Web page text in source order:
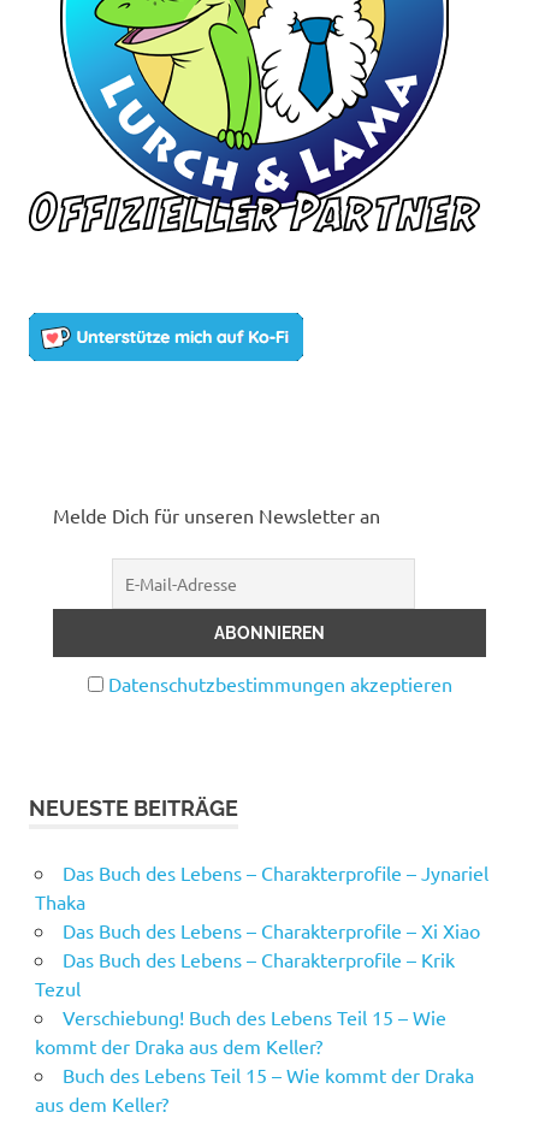
Melde Dich für unseren Newsletter an
Datenschutzbestimmungen akzeptieren
NEUESTE BEITRÄGE
Das Buch des Lebens – Charakterprofile – Jynariel
Thaka
Das Buch des Lebens – Charakterprofile – Xi Xiao
Das Buch des Lebens – Charakterprofile – Krik
Tezul
Verschiebung! Buch des Lebens Teil 15 – Wie
kommt der Draka aus dem Keller?
Buch des Lebens Teil 15 – Wie kommt der Draka
aus dem Keller?